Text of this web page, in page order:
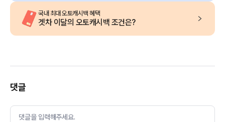
국내 최대 오토캐시백 혜택
겟차 이달의 오토캐시백 조건은?
댓글
댓글을 입력해주세요.